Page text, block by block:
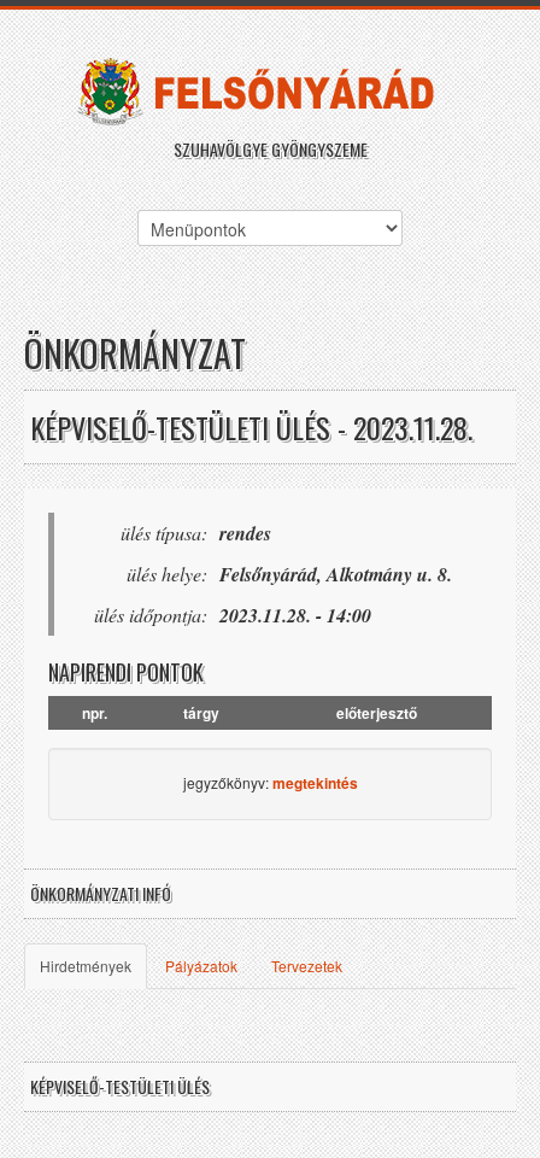
SZUHAVÖLGYE GYÖNGYSZEME
ÖNKORMÁNYZAT
KÉPVISELŐ-TESTÜLETI ÜLÉS - 2023.11.28.
ülés típusa: rendes
ülés helye: Felsőnyárád, Alkotmány u. 8.
ülés időpontja: 2023.11.28. - 14:00
NAPIRENDI PONTOK
npr. tárgy előterjesztő
jegyzőkönyv:megtekintés
ÖNKORMÁNYZATI INFÓ
Hirdetmények Pályázatok Tervezetek
KÉPVISELŐ-TESTÜLETI ÜLÉS